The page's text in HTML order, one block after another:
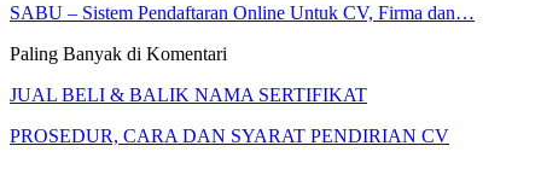
SABU – Sistem Pendaftaran Online Untuk CV, Firma dan…
Paling Banyak di Komentari
JUAL BELI & BALIK NAMA SERTIFIKAT
PROSEDUR, CARA DAN SYARAT PENDIRIAN CV